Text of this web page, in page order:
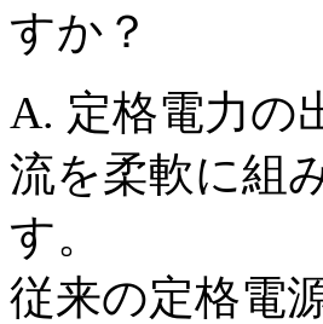
すか？
A. 定格電力の
流を柔軟に組
す。
従来の定格電